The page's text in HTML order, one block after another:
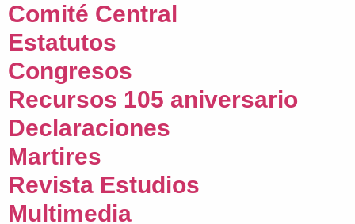
Comité Central
Estatutos
Congresos
Recursos 105 aniversario
Declaraciones
Martires
Revista Estudios
Multimedia